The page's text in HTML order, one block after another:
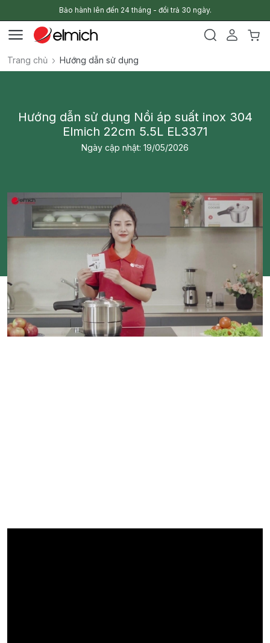
Bảo hành lên đến 24 tháng - đổi trả 30 ngày.
Trang chủ Hướng dẫn sử dụng
Hướng dẫn sử dụng Nồi áp suất inox 304
Elmich 22cm 5.5L EL3371
Ngày cập nhật: 19/05/2026